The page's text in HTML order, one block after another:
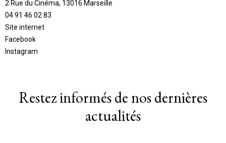
2 Rue du Cinéma, 13016 Marseille
04 91 46 02 83
Site internet
Facebook
Instagram
Restez informés de nos dernières
actualités